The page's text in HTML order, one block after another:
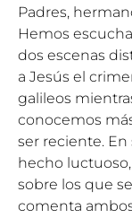
Padres,
Hemos
dos escenas
a Jesús el
galileos
conocemos
ser reciente.
hecho
sobre los que
comenta